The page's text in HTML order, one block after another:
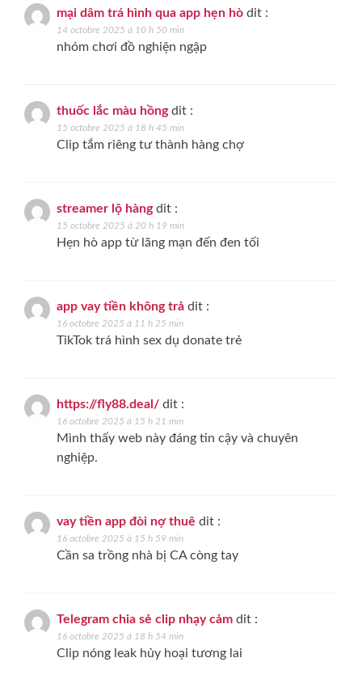
mại dâm trá hình qua app hẹn hò dit :
14 octobre 2025 à 10 h 50 min
nhóm chơi đồ nghiện ngập
thuốc lắc màu hồng dit :
15 octobre 2025 à 18 h 45 min
Clip tắm riêng tư thành hàng chợ
streamer lộ hàng dit :
15 octobre 2025 à 20 h 19 min
Hẹn hò app từ lãng mạn đến đen tối
app vay tiền không trả dit :
16 octobre 2025 à 11 h 25 min
TikTok trá hình sex dụ donate trẻ
https://fly88.deal/ dit :
16 octobre 2025 à 15 h 21 min
Mình thấy web này đáng tin cậy và chuyên
nghiệp.
vay tiền app đòi nợ thuê dit :
16 octobre 2025 à 15 h 59 min
Cần sa trồng nhà bị CA còng tay
Telegram chia sẻ clip nhạy cảm dit :
16 octobre 2025 à 18 h 54 min
Clip nóng leak hủy hoại tương lai